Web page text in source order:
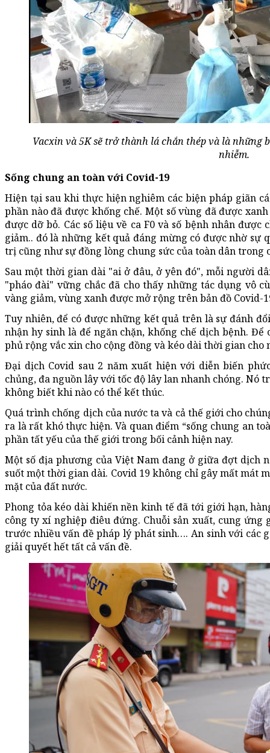
Vacxin và 5K sẽ trở thành lá chắn thép và là những
nhiễm.
Sống chung an toàn với Covid-19
Hiện tại sau khi thực hiện nghiêm các biện pháp giãn
phần nào đã được khống chế. Một số vùng đã được
được dỡ bỏ. Các số liệu về ca F0 và số bệnh nhân
giảm.. đó là những kết quả đáng mừng có được nhờ sự
trị cũng như sự đồng lòng chung sức của toàn dân trong
Sau một thời gian dài "ai ở đâu, ở yên đó", mỗi người
"pháo đài" vững chắc đã cho thấy những tác dụng vô
vàng giảm, vùng xanh được mở rộng trên bản đồ Covid-
Tuy nhiên, để có được những kết quả trên là sự đánh
nhận hy sinh là để ngăn chặn, khống chế dịch bệnh.
phủ rộng vắc xin cho cộng đồng và kéo dài thời gian
Đại dịch Covid sau 2 năm xuất hiện với diễn biến
chủng, đa nguồn lây với tốc độ lây lan nhanh chóng. Nó
không biết khi nào có thể kết thúc.
Quá trình chống dịch của nước ta và cả thế giới cho
ra là rất khó thực hiện. Và quan điểm “sống chung an
phần tất yếu của thế giới trong bối cảnh hiện nay.
Một số địa phương của Việt Nam đang ở giữa đợt dịch
suốt một thời gian dài. Covid 19 không chỉ gây mất mát
mặt của đất nước.
Phong tỏa kéo dài khiến nền kinh tế đã tới giới hạn,
công ty xí nghiệp điêu đứng. Chuỗi sản xuất, cung
trước nhiều vấn đề pháp lý phát sinh…. An sinh với các
giải quyết hết tất cả vấn đề.